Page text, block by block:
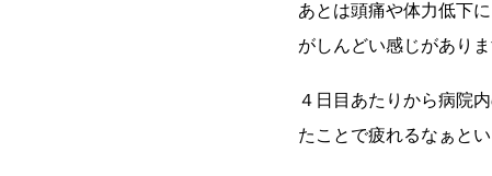
あとは頭痛や体力低下
がしんどい感じがありま
４日目あたりから病院
たことで疲れるなぁとい